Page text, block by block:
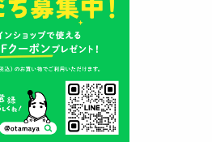
10日）
新粕を低温でじっ